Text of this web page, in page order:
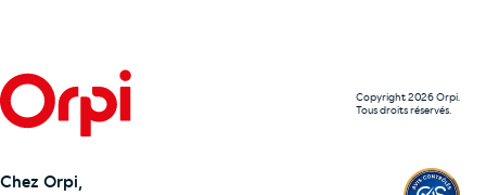
Copyright 2026 Orpi.
Tous droits réservés.
Chez Orpi,